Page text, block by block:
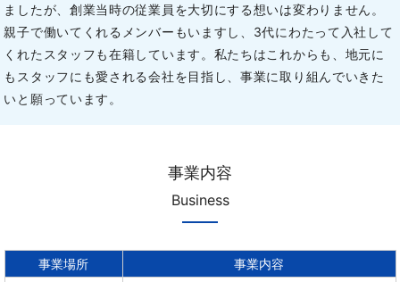
ましたが、創業当時の従業員を大切にする想いは変わりません。
親子で働いてくれるメンバーもいますし、3代にわたって入社して
くれたスタッフも在籍しています。私たちはこれからも、地元に
もスタッフにも愛される会社を目指し、事業に取り組んでいきた
いと願っています。
事業内容
Business
事業場所
事業内容